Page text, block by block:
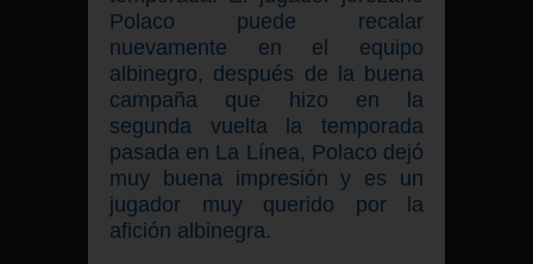
Polaco puede recalar
nuevamente en el equipo
albinegro, después de la buena
campaña que hizo en la
segunda vuelta la temporada
pasada en La Línea, Polaco dejó
muy buena impresión y es un
jugador muy querido por la
afición albinegra.